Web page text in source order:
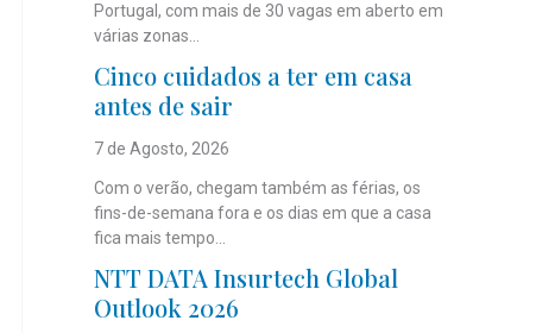
Portugal, com mais de 30 vagas em aberto em
várias zonas...
Cinco cuidados a ter em casa
antes de sair
7 de Agosto, 2026
Com o verão, chegam também as férias, os
fins-de-semana fora e os dias em que a casa
fica mais tempo...
NTT DATA Insurtech Global
Outlook 2026